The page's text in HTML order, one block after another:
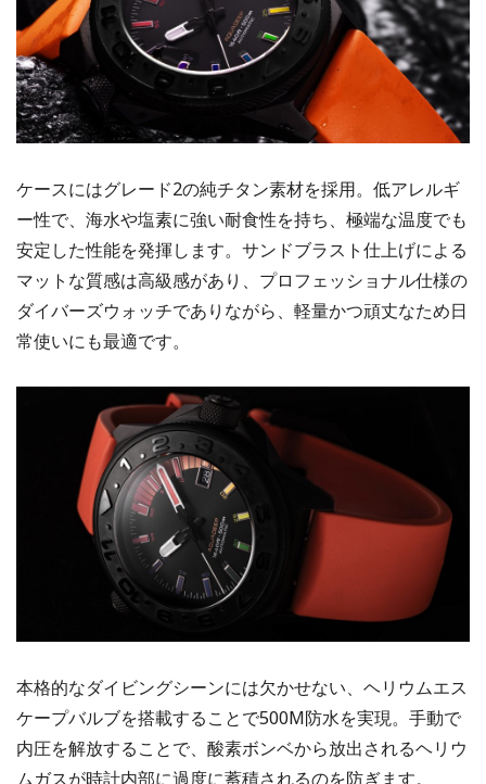
ケースにはグレード2の純チタン素材を採用。低アレルギ
ー性で、海水や塩素に強い耐食性を持ち、極端な温度でも
安定した性能を発揮します。サンドブラスト仕上げによる
マットな質感は高級感があり、プロフェッショナル仕様の
ダイバーズウォッチでありながら、軽量かつ頑丈なため日
常使いにも最適です。
本格的なダイビングシーンには欠かせない、ヘリウムエス
ケープバルブを搭載することで500M防水を実現。手動で
内圧を解放することで、酸素ボンベから放出されるヘリウ
ムガスが時計内部に過度に蓄積されるのを防ぎます。